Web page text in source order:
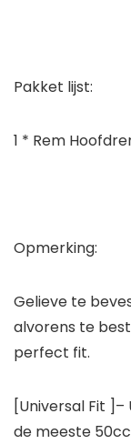
Pakket lijst:
1 * Rem
Opmerking:
Gelieve te
alvorens te
perfect fit.
[Universal Fit
de meeste 50cc